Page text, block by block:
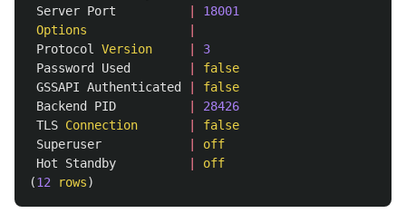
Server Port
18001
Options
Protocol
Version
3
Password
Used
false
GSSAPI Authenticated
false
Backend
PID
28426
TLS Connection
false
Superuser
off
Hot
Standby
off
(12 rows)